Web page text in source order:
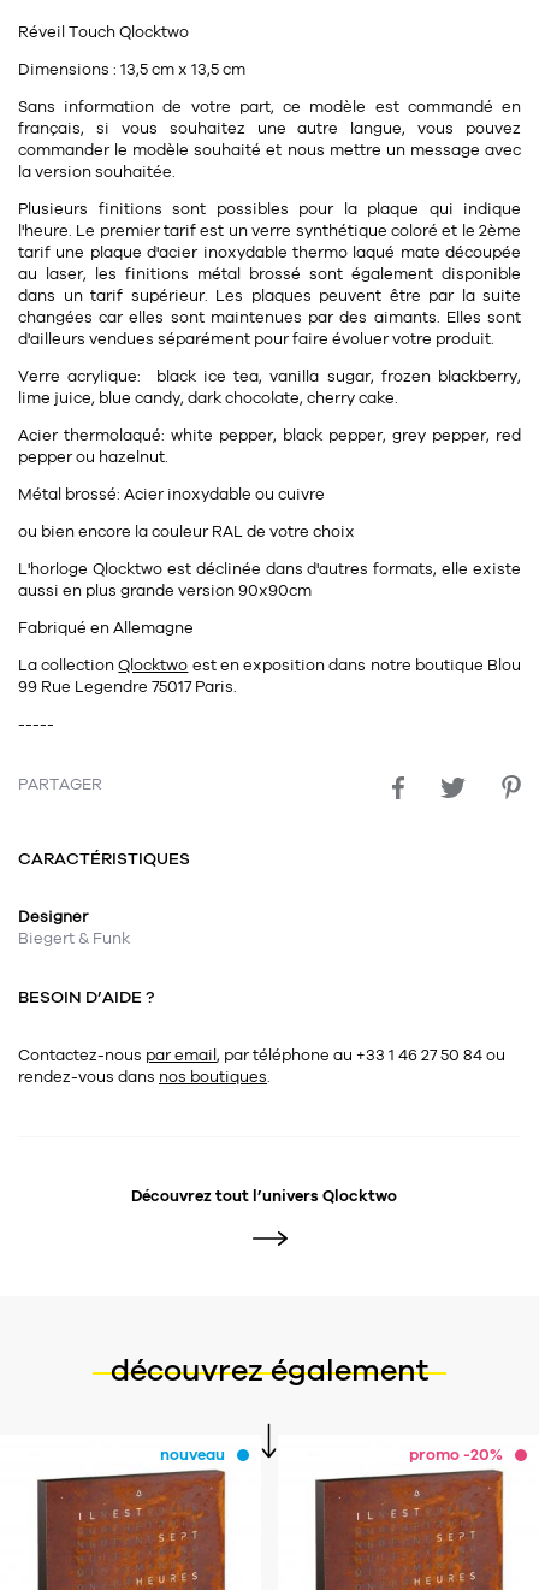
Corbeille
Poubelle
Divers
textile132
Coussin
Créature
Literie
Plaid
Tapis
Rideau de douche
Table basse
Table d'appoint
pour le bureau39
Chaises de bureau
Bureau
Meuble à clapets
pour la chambre
Commode
Tablier
Toile enduite au mètre
sel et poivre14
divers25
objets ludiques
Travail d'artiste
librairie1
Livre
Revue
Divers
Divers
décoration 1
Vases
Réveil Touch Qlocktwo
Dimensions : 13,5 cm x 13,5 cm
Sans information de votre part, ce modèle est commandé en
français, si vous souhaitez une autre langue, vous pouvez
commander le modèle souhaité et nous mettre un message avec
la version souhaitée.
Plusieurs finitions sont possibles pour la plaque qui indique
l'heure. Le premier tarif est un verre synthétique coloré et le 2ème
tarif une plaque d'acier inoxydable thermo laqué mate découpée
au laser, les finitions métal brossé sont également disponible
dans un tarif supérieur. Les plaques peuvent être par la suite
changées car elles sont maintenues par des aimants. Elles sont
d'ailleurs vendues séparément pour faire évoluer votre produit.
Verre acrylique: black ice tea, vanilla sugar, frozen blackberry,
lime juice, blue candy, dark chocolate, cherry cake.
Acier thermolaqué: white pepper, black pepper, grey pepper, red
pepper ou hazelnut.
Métal brossé: Acier inoxydable ou cuivre
ou bien encore la couleur RAL de votre choix
L'horloge Qlocktwo est déclinée dans d'autres formats, elle existe
aussi en plus grande version 90x90cm
Fabriqué en Allemagne
La collectionQlocktwo esten exposition dans notre boutique Blou
99 Rue Legendre 75017 Paris.
-----
PARTAGER
CARACTÉRISTIQUES
Designer
Biegert & Funk
BESOIN D’AIDE ?
Contactez-nous par email, par téléphone au +33 1 46 27 50 84ou
rendez-vous dans nos boutiques.
Découvrez tout l’univers Qlocktwo
découvrez également
nouveau promo -20%